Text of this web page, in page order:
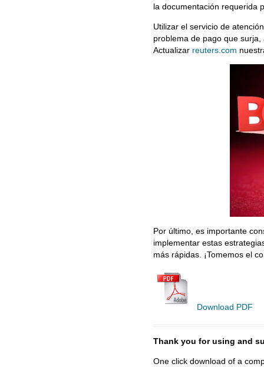
la documentación requerida
Utilizar el servicio de
problema de pago que
Actualizar reuters.com
Por último, es importante
implementar estas
más rápidas. ¡Tomemos el
Download PDF
Thank you for using and
One click download of a